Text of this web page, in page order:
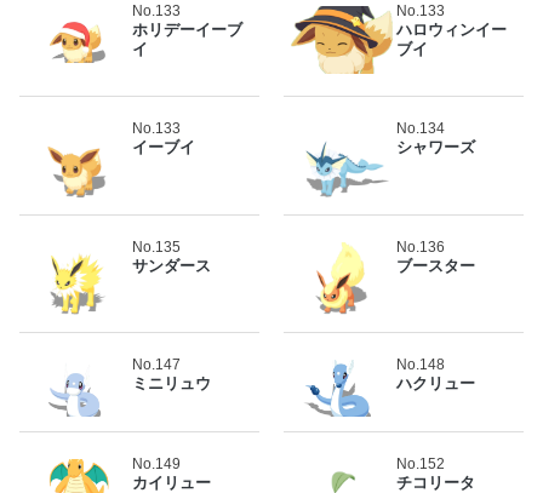
No.133
ホリデーイーブ
イ
No.133
ハロウィンイー
ブイ
No.133
イーブイ
No.134
シャワーズ
No.135
サンダース
No.136
ブースター
No.147
ミニリュウ
No.148
ハクリュー
No.149
カイリュー
No.152
チコリータ